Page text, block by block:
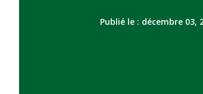
Publié le : décembre 03,